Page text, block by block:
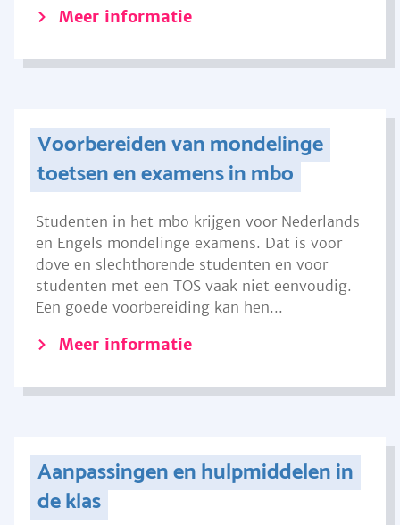
Meer informatie
Voorbereiden van mondelinge
toetsen en examens in mbo
Studenten in het mbo krijgen voor Nederlands
en Engels mondelinge examens. Dat is voor
dove en slechthorende studenten en voor
studenten met een TOS vaak niet eenvoudig.
Een goede voorbereiding kan hen...
Meer informatie
Aanpassingen en hulpmiddelen in
de klas